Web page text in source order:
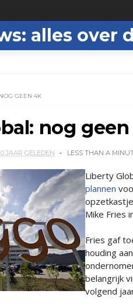
alles over
GEEN 4K
nog
JAAR GELEDEN LESS THAN A
Liberty
plannen
Mike Fries
Fries gaf
houding
belangrijk
volgend